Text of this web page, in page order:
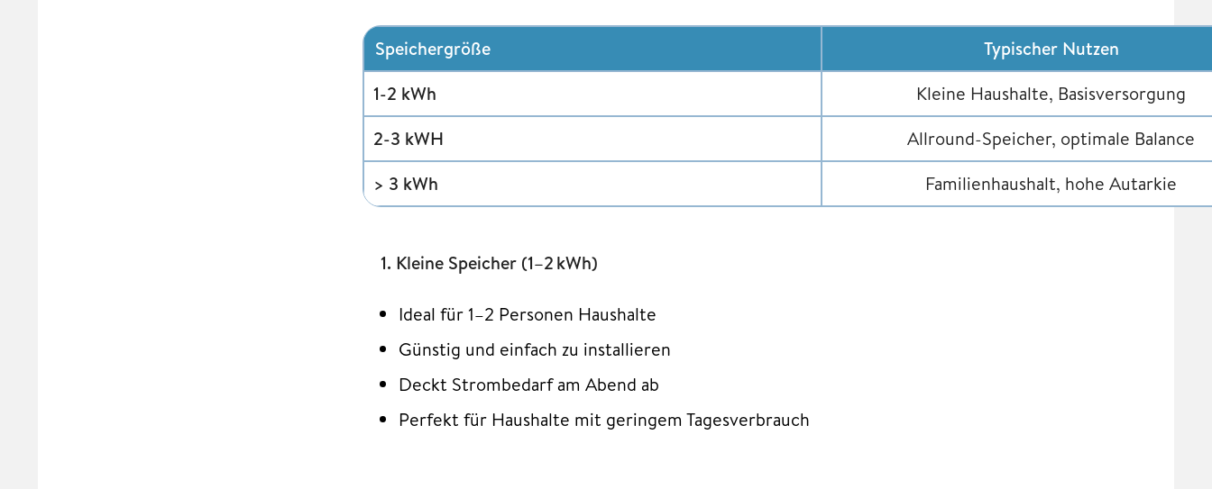
Speichergröße
Typischer Nutzen
1-2 kWh
Kleine Haushalte, Basisversorgung
2-3 kWH
Allround-Speicher, optimale Balance
> 3 kWh
Familienhaushalt, hohe Autarkie
1. Kleine Speicher (1–2 kWh)
Ideal für 1–2 Personen Haushalte
Günstig und einfach zu installieren
Deckt Strombedarf am Abend ab
Perfekt für Haushalte mit geringem Tagesverbrauch